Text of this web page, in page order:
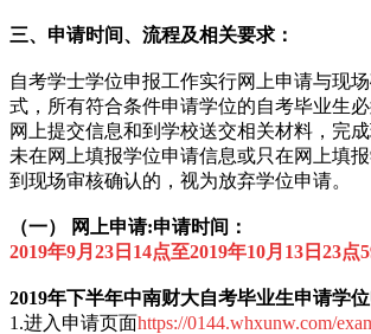
三、申请时间、流程及相关要求：
自考学士学位申报工作实行网上申请与现
式，所有符合条件申请学位的自考毕业生
网上提交信息和到学校送交相关材料，完
未在网上填报学位申请信息或只在网上填
到现场审核确认的，视为放弃学位申请。
（一） 网上申请:申请时间：
2019年9月23日14点至2019年10月13日23点
2019年下半年中南财大自考毕业生申请学位
1.进入申请页面https://0144.whxunw.com/